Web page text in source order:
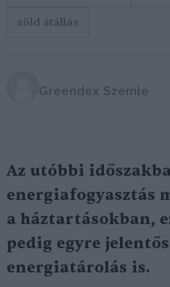
zöld átállás
Greendex Szemle
Az utóbbi
energiafogyasztás
a háztartásokban,
pedig egyre
energiatárolás is.